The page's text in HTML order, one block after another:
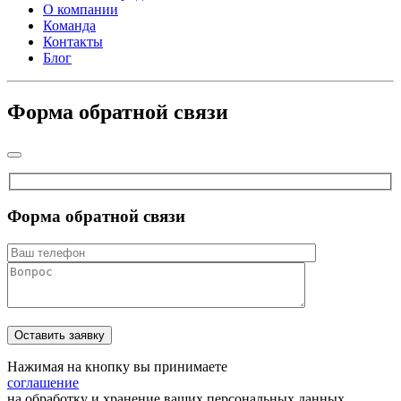
О компании
Команда
Контакты
Блог
Форма обратной связи
Форма обратной связи
Нажимая на кнопку вы принимаете
соглашение